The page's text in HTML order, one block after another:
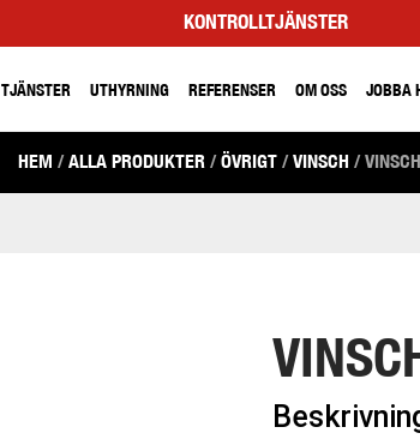
KONTROLLTJÄNSTER
TJÄNSTER UTHYRNING REFERENSER OM OSS JOBBA
HEM /ALLA PRODUKTER/ÖVRIGT/VINSCH /